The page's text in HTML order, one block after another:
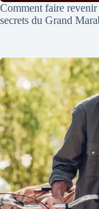
Comment faire
secrets du Grand